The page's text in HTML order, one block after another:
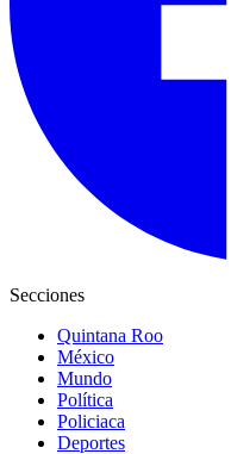
Secciones
Quintana Roo
México
Mundo
Política
Policiaca
Deportes